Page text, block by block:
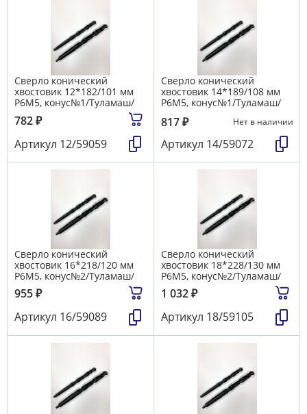
Сверло конический
хвостовик 12*182/101 мм
Р6М5, конус№1/Туламаш/
782₽
Артикул 12/59059
Сверло конический
хвостовик 14*189/108 мм
Р6М5, конус№1/Туламаш/
817₽ Нет в наличии
Артикул 14/59072
Сверло конический
хвостовик 16*218/120 мм
Р6М5, конус№2/Туламаш/
955₽
Артикул 16/59089
Сверло конический
хвостовик 18*228/130 мм
Р6М5, конус№2/Туламаш/
1 032₽
Артикул 18/59105